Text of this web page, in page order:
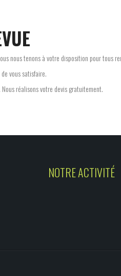
nous tenons à votre disposition pour tous
vous satisfaire.
réalisons votre devis gratuitement.
NOTRE ACTIVITÉ